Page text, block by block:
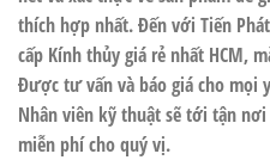
thích hợp nhất. Đến với Tiến
cấp Kính thủy giá rẻ nhất HCM,
Được tư vấn và báo giá cho mọi
Nhân viên kỹ thuật sẽ tới tận
miễn phí cho quý vị.